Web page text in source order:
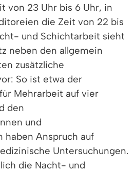
von 23 Uhr bis 6 Uhr, in
die Zeit von 22 bis
und Schichtarbeit sieht
neben den allgemein
zusätzliche
So ist etwa der
Mehrarbeit auf vier
den
und
haben Anspruch auf
Untersuchungen.
die Nacht- und